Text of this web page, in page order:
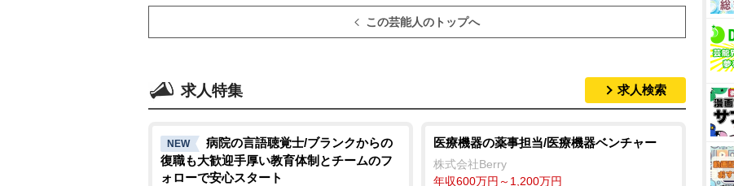
この芸能人のトップへ
求人特集 求人検索
NEW
病院の言語聴覚士/ブランクからの
復職も大歓迎手厚い教育体制とチームのフ
ォローで安心スタート
医療機器の薬事担当/医療機器ベンチャー
株式会社Berry
年収600万円～1,200万円